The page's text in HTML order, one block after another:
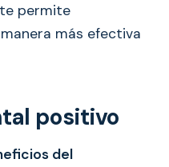
permite
más efectiva
positivo
del